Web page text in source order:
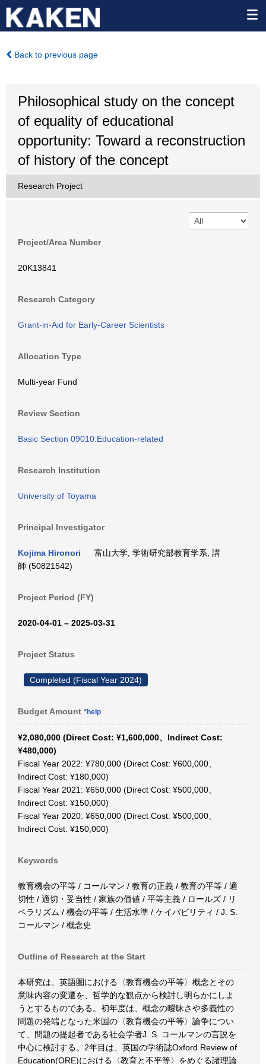
Back to previous page
Philosophical study on the concept
of equality of educational
opportunity: Toward a reconstruction
of history of the concept
Research Project
Project/Area Number
20K13841
Research Category
Grant-in-Aid for Early-Career Scientists
Allocation Type
Multi-year Fund
Review Section
Basic Section 09010:Education-related
Research Institution
University of Toyama
Principal Investigator
Kojima Hironori
富山大学, 学術研究部教育学系, 講
師 (50821542)
Project Period (FY)
2020-04-01 – 2025-03-31
Project Status
Completed (Fiscal Year 2024)
Budget Amount *help
¥2,080,000 (Direct Cost: ¥1,600,000、Indirect Cost:
¥480,000)
Fiscal Year 2022: ¥780,000 (Direct Cost: ¥600,000、
Indirect Cost: ¥180,000)
Fiscal Year 2021: ¥650,000 (Direct Cost: ¥500,000、
Indirect Cost: ¥150,000)
Fiscal Year 2020: ¥650,000 (Direct Cost: ¥500,000、
Indirect Cost: ¥150,000)
Keywords
教育機会の平等 / コールマン / 教育の正義 / 教育の平等 / 適
切性 / 適切・妥当性 / 家族の価値 / 平等主義 / ロールズ / リ
ベラリズム / 機会の平等 / 生活水準 / ケイパビリティ / J. S.
コールマン / 概念史
Outline of Research at the Start
本研究は、英語圏における〈教育機会の平等〉概念とその
意味内容の変遷を、哲学的な観点から検討し明らかにしよ
うとするものである。初年度は、概念の曖昧さや多義性の
問題の発端となった米国の〈教育機会の平等〉論争につい
て、問題の提起者である社会学者J. S. コールマンの言説を
中心に検討する。2年目は、英国の学術誌Oxford Review of
Education(ORE)における〈教育と不平等〉をめぐる諸理論